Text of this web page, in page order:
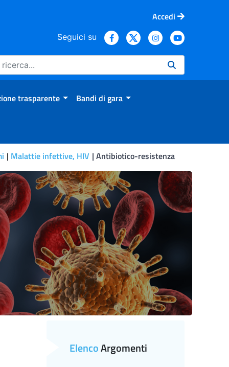
Accedi
Seguici su
trasparente Bandi di gara
Malattie infettive, HIV Antibiotico-resistenza
ElencoArgomenti